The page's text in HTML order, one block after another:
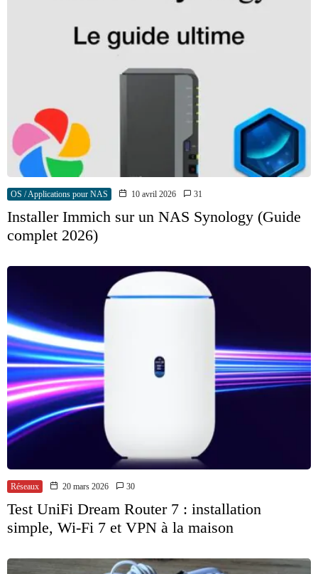
OS / Applications pour NAS 10 avril 2026 31
Installer Immich sur un NAS Synology (Guide
complet 2026)
Réseaux 20 mars 2026 30
Test UniFi Dream Router 7 : installation
simple, Wi-Fi 7 et VPN à la maison